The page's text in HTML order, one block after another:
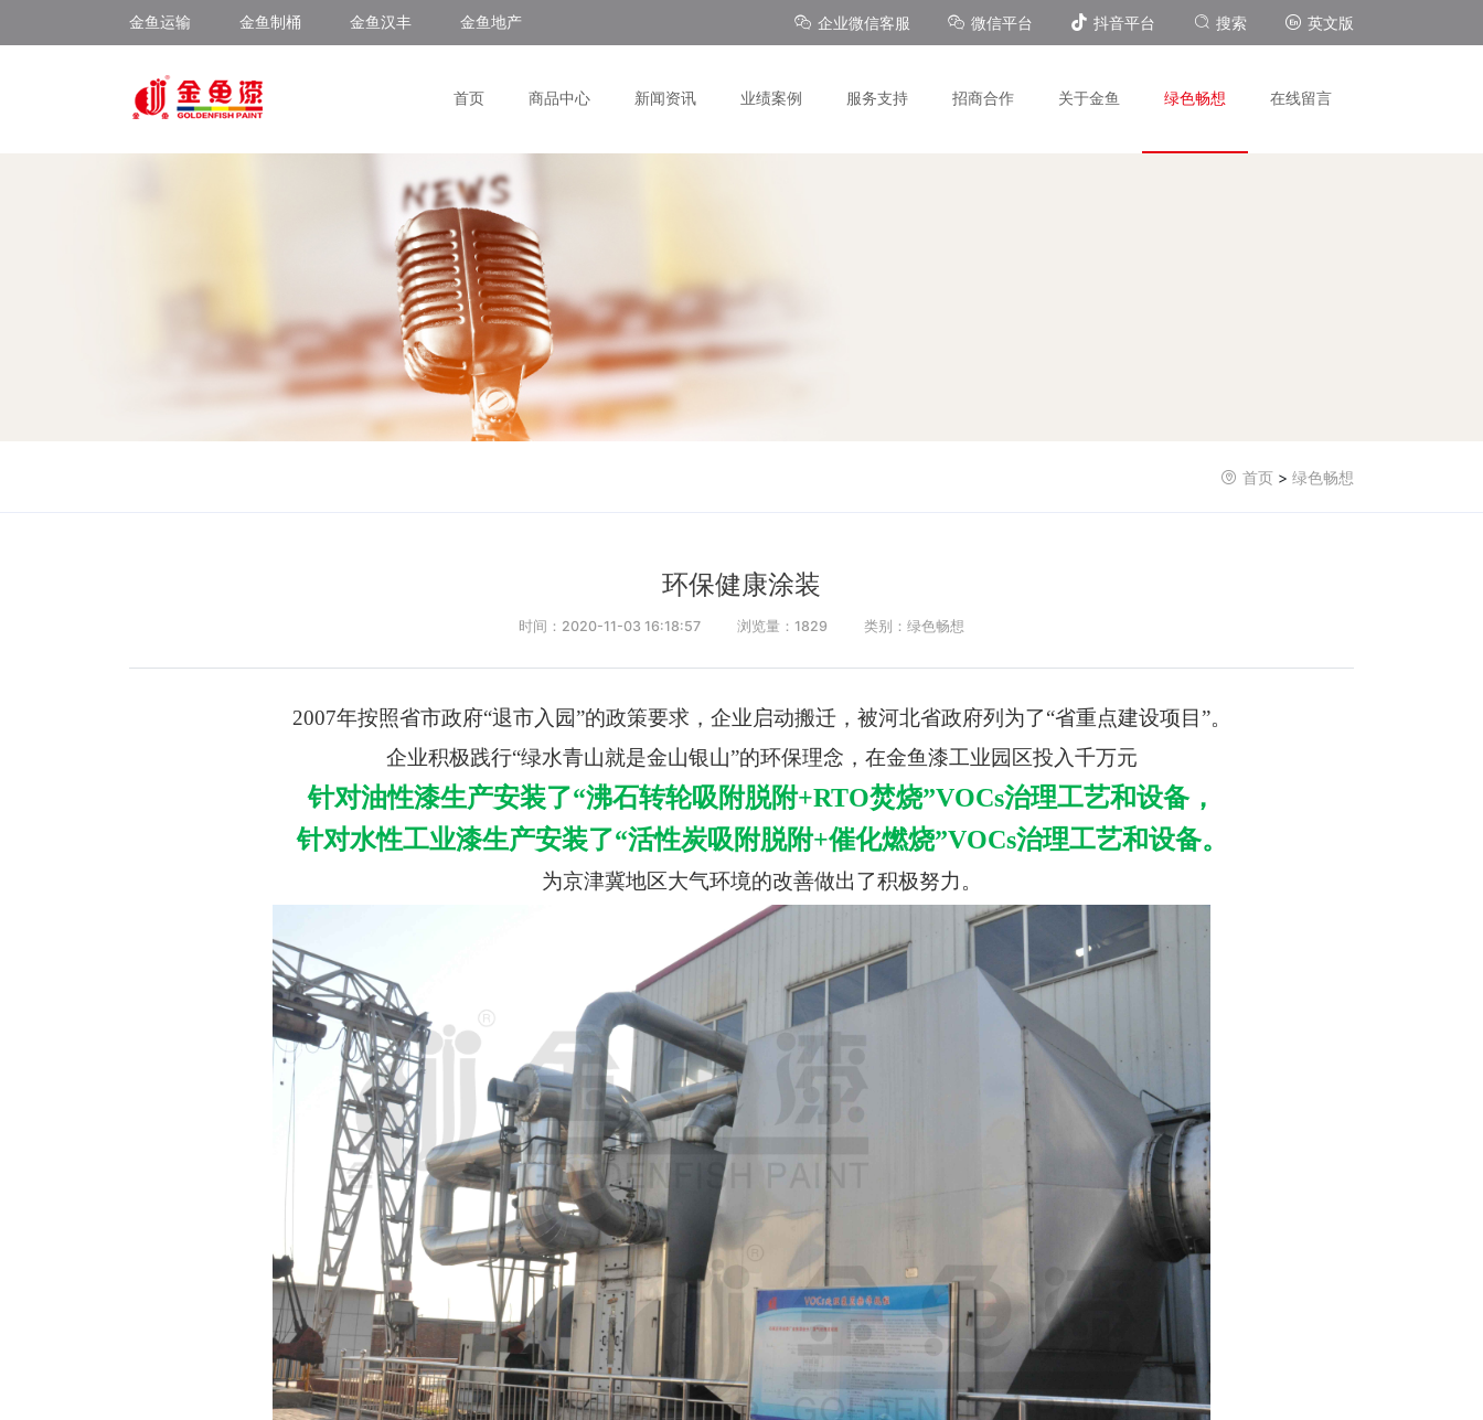
金鱼运输 金鱼制桶 金鱼汉丰 金鱼地产 企业微信客服 微信平台 抖音平台 搜索 英文版
首页 商品中心 新闻资讯 业绩案例 服务支持 招商合作 关于金鱼 绿色畅想 在线留言
首页 > 绿色畅想
环保健康涂装
时间：2020-11-03 16:18:57 浏览量： 1829 类别：绿色畅想
2007年按照省市政府“退市入园”的政策要求，企业启动搬迁，被河北省政府列为了“省重点建设项目”。
企业积极践行“绿水青山就是金山银山”的环保理念， 在金鱼漆工业园区投入千万元
针对油性漆生产安装了“沸石转轮吸附脱附+RTO焚烧”VOCs治理工艺和设备，
针对水性工业漆生产安装了“活性炭吸附脱附+催化燃烧”VOCs治理工艺和设备。
为京津冀地区大气环境的改善做出了积极努力。